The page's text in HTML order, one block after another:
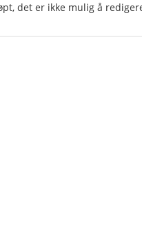
det er ikke mulig å